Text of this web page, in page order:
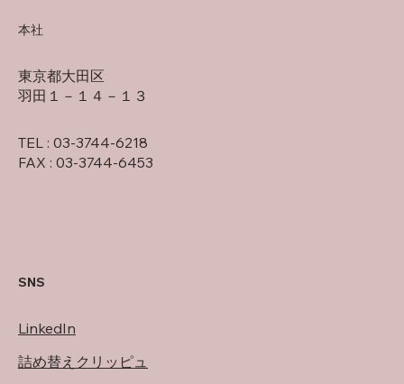
TEL : 03-3744-6218
FAX : 03-3744-6453
東京都大田区
羽田１－１４－１３
本社
SNS
LinkedIn
詰め替えクリッピュ